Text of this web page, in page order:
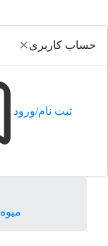
×حساب کاربری
ثبت نام/ورود